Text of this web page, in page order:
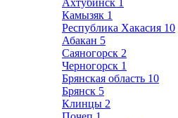
Ахтубинск 1
Камызяк 1
Республика Хакасия 10
Абакан 5
Саяногорск 2
Черногорск 1
Брянская область 10
Брянск 5
Клинцы 2